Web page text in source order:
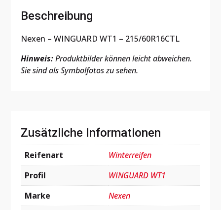
Beschreibung
Nexen – WINGUARD WT1 – 215/60R16CTL
Hinweis:Produktbilder können leicht abweichen.
Sie sind als Symbolfotos zu sehen.
Zusätzliche Informationen
Reifenart
Winterreifen
Profil
WINGUARD WT1
Marke
Nexen